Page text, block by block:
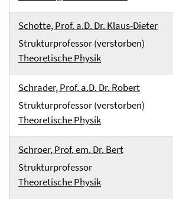
Schotte, Prof. a.D. Dr. Klaus-Dieter
Strukturprofessor (verstorben)
Theoretische Physik
Schrader, Prof. a.D. Dr. Robert
Strukturprofessor (verstorben)
Theoretische Physik
Schroer, Prof. em. Dr. Bert
Strukturprofessor
Theoretische Physik